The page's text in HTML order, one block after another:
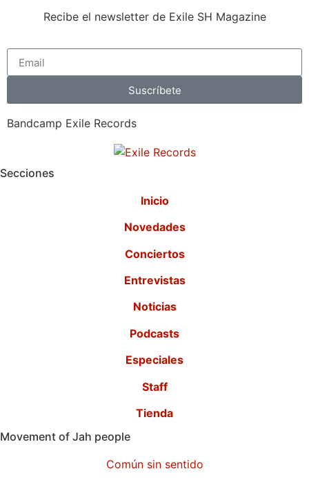
Recibe el newsletter de Exile SH Magazine
Suscríbete
Bandcamp Exile Records
Secciones
Inicio
Novedades
Conciertos
Entrevistas
Noticias
Podcasts
Especiales
Staff
Tienda
Movement of Jah people
Común sin sentido